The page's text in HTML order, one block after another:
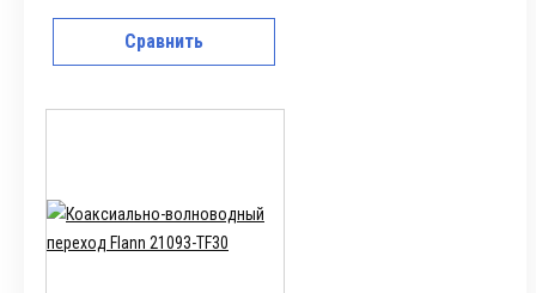
Сравнить